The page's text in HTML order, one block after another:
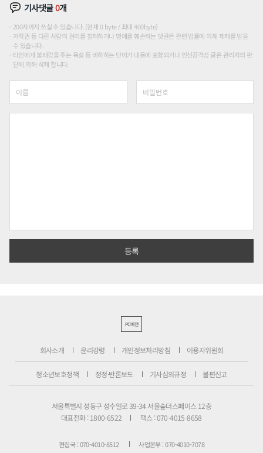
기사댓글0개
200자까지 쓰실 수 있습니다. (현재 0 byte / 최대 400byte)
저작권 등 다른 사람의 권리를 침해하거나 명예를 훼손하는 댓글은 관련 법률에 의해 제재를 받을
수 있습니다.
타인에게 불쾌감을 주는 욕설 등 비하하는 단어가 내용에 포함되거나 인신공격성 글은 관리자의 판
단에 의해 삭제 합니다.
PC버전
회사소개 윤리강령 개인정보처리방침 이용자위원회
청소년보호정책 정정·반론보도 기사심의규정 불편신고
서울특별시 성동구 성수일로 39-34 서울숲더스페이스 12층
대표전화 : 1800-6522
팩스 : 070-4015-8658
편집국 : 070-4010-8512
사업본부 : 070-4010-7078